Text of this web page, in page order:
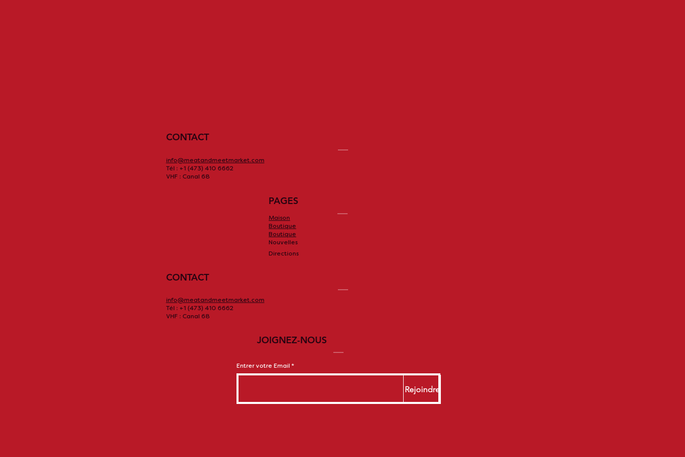
CONTACT
info@meatandmeetmarket.com
Tél : +1 (473) 410 6662
VHF : Canal 68
PAGES
Maison
Boutique
Boutique
Nouvelles
Directions
CONTACT
info@meatandmeetmarket.com
Tél : +1 (473) 410 6662
VHF : Canal 68
JOIGNEZ-NOUS
Entrer votre Email
Rejoindre